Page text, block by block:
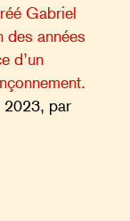
Gabriel
des années
d’un
2023, par